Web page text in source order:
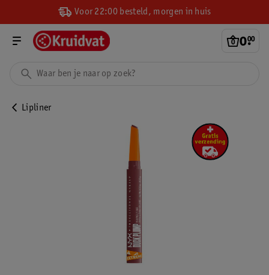
Voor 22:00 besteld, morgen in huis
0.
00
Lipliner